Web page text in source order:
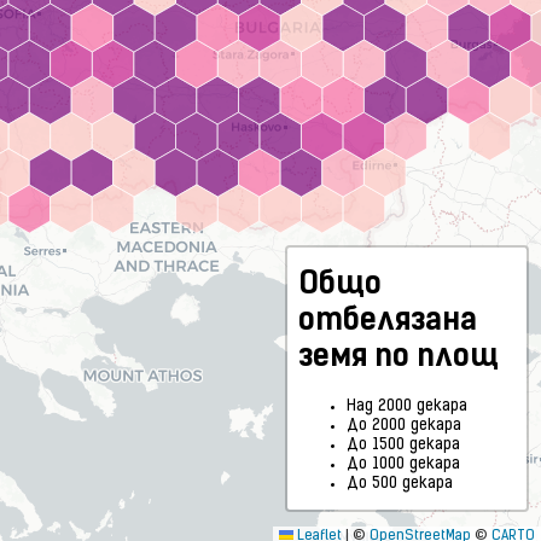
Leaflet © OpenStreetMap © CARTO
Общо
отбелязана
земя по площ
Над 2000 декара
До 2000 декара
До 1500 декара
До 1000 декара
До 500 декара